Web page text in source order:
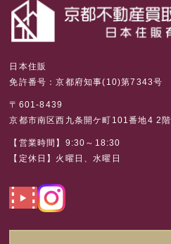
日本住販
免許番号：京都府知事(10)第7343号
〒601-8439
京都市南区西九条開ケ町101番地4 2階
【営業時間】9:30～18:30
【定休日】火曜日、水曜日